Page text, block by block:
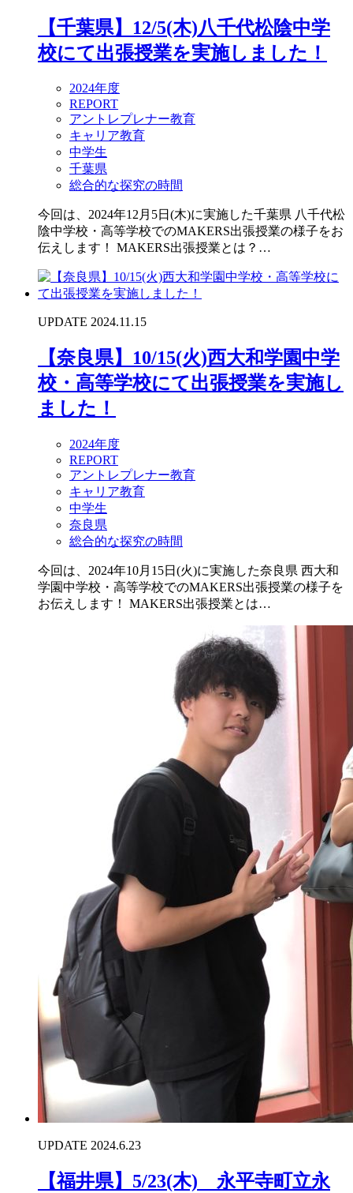
【千葉県】12/5(木)八千代松陰中学
校にて出張授業を実施しました！
2024年度
REPORT
アントレプレナー教育
キャリア教育
中学生
千葉県
総合的な探究の時間
今回は、2024年12月5日(木)に実施した千葉県 八千代松
陰中学校・高等学校でのMAKERS出張授業の様子をお
伝えします！ MAKERS出張授業とは？…
UPDATE 2024.11.15
【奈良県】10/15(火)西大和学園中学
校・高等学校にて出張授業を実施し
ました！
2024年度
REPORT
アントレプレナー教育
キャリア教育
中学生
奈良県
総合的な探究の時間
今回は、2024年10月15日(火)に実施した奈良県 西大和
学園中学校・高等学校でのMAKERS出張授業の様子を
お伝えします！ MAKERS出張授業とは…
UPDATE 2024.6.23
【福井県】5/23(木) 永平寺町立永